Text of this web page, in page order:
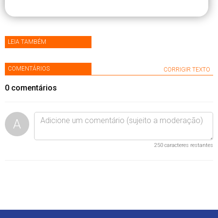
LEIA TAMBÉM
COMENTÁRIOS CORRIGIR TEXTO
0 comentários
A
250 caracteres restantes